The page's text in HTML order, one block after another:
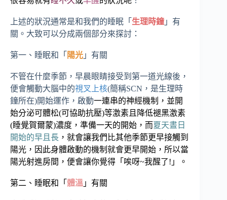
上述的狀況通常是和我們的睡眠「 生理時鐘 」有
關。大致可以分成兩個部分來探討：
第一、睡眠和「 陽光 」有關
不管在什麼季節，早晨眼睛接受到第一道光線後，
便會觸動大腦中的視叉上核(簡稱SCN ，是生理時
鐘所在)開始運作，啟動一連串的神經機制，並開
始分泌可體松(可協助抗壓)等激素且降低褪黑激素
(睡覺賀爾蒙)濃度，準備一天的開始，而夏天晝日
開始的早且長 ，就會讓我們比其他季節更早接觸到
陽光，因此身體啟動的機制就會更早開始，所以當
陽光射進房間，便會讓你覺得「唉呀~我醒了! 」。
第二、睡眠和「 體溫 」有關